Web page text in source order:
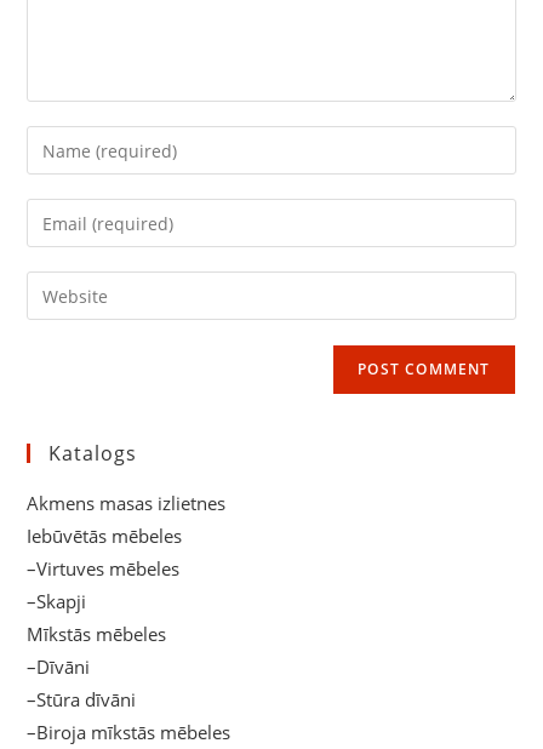
Enter
your
name
comment
Enter
your
email
address
Enter
your
Katalogs
Akmens masas izlietnes
Iebūvētās mēbeles
–Virtuves mēbeles
–Skapji
Mīkstās mēbeles
–Dīvāni
–Stūra dīvāni
–Biroja mīkstās mēbeles